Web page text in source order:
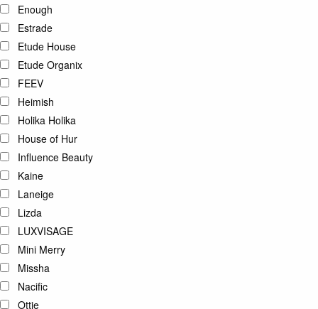
Enough
Estrade
Etude House
Etude Organix
FEEV
Heimish
Holika Holika
House of Hur
Influence Beauty
Kaine
Laneige
Lizda
LUXVISAGE
Mini Merry
Missha
Nacific
Ottie